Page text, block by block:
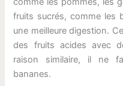
fruits sucrés, comme les
une meilleure digestion.
des fruits acides avec
raison similaire, il ne
bananes.